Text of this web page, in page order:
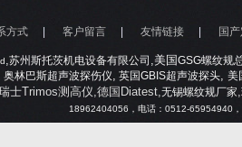
,苏州斯托茨机电设备有限公司 ,美国GSG螺纹规
奥林巴斯超声波探伤仪, 英国GBIS超声波探头,美
士Trimos测高仪,德国Diatest,无锡螺纹规厂家,
18962404056 ，电话： 0512-65954940
方式 客户留言 友情链接 国